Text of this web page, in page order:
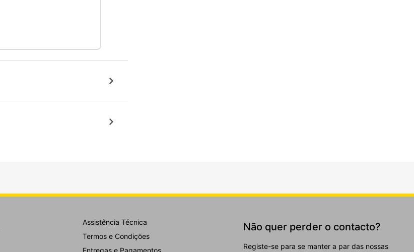
Assistência Técnica
Termos e Condições
Entregas e Pagamentos
Não quer perder o contacto?
Registe-se para se manter a par das nossas